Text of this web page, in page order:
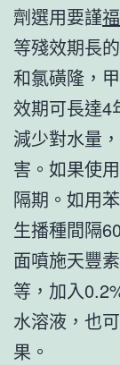
劑選用要謹
等殘效期長
和氯磺隆，
效期可長達4
減少對水量
害。如果使
隔期。如用
生播種間隔
面噴施天豐
等，加入
水溶液，也
果。